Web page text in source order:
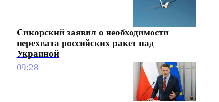
Сикорский заявил о необходимости
перехвата российских ракет над
Украиной
09:28